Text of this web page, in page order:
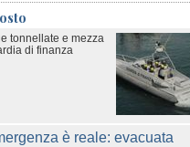
tonnellate e mezza
di finanza